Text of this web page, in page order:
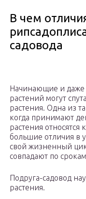
В чем
садовода
Начинающие и даже
растений могут
растения. Одна из
когда принимают
растения
большие отличия в
свой жизненный
совпадают по
Подруга-садовод
растения.